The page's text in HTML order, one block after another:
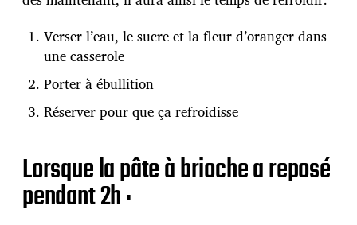
Verser l’eau, le sucre et la fleur d’oranger dans
une casserole
Porter à ébullition
Réserver pour que ça refroidisse
Lorsque la pâte à brioche a reposé
pendant 2h :